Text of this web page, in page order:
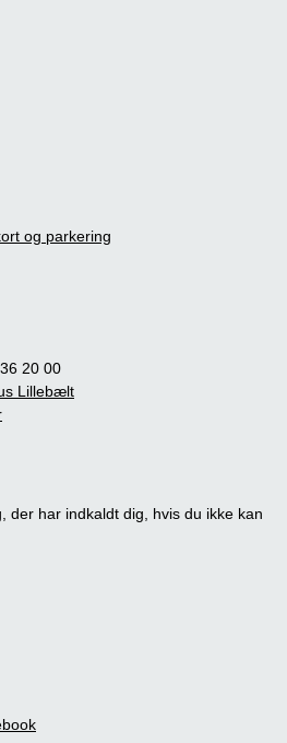
og parkering
20 00
Lillebælt
der har indkaldt dig, hvis du ikke kan